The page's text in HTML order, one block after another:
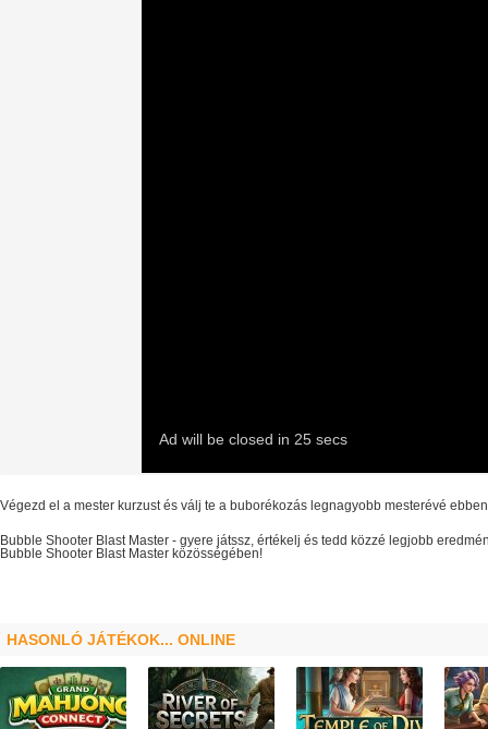
Végezd el a mester kurzust és válj te a buborékozás legnagyobb mesterévé
Bubble Shooter Blast Master - gyere játssz, értékelj és tedd közzé legjobb
Bubble Shooter Blast Master közösségében!
HASONLÓ JÁTÉKOK... ONLINE